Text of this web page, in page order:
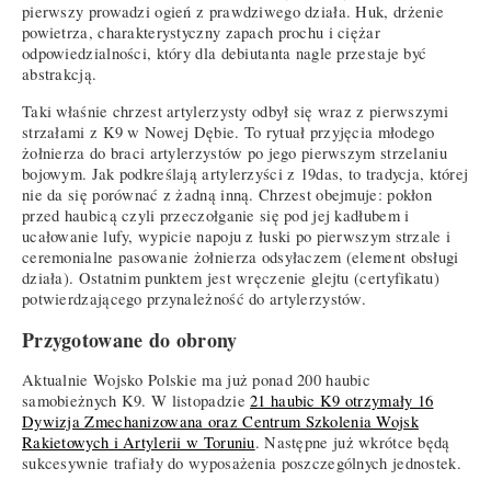
pierwszy prowadzi ogień z prawdziwego działa. Huk, drżenie
powietrza, charakterystyczny zapach prochu i ciężar
odpowiedzialności, który dla debiutanta nagle przestaje być
abstrakcją.
Taki właśnie chrzest artylerzysty odbył się wraz z pierwszymi
strzałami z K9 w Nowej Dębie. To rytuał przyjęcia młodego
żołnierza do braci artylerzystów po jego pierwszym strzelaniu
bojowym. Jak podkreślają artylerzyści z 19das, to tradycja, której
nie da się porównać z żadną inną. Chrzest obejmuje: pokłon
przed haubicą czyli przeczołganie się pod jej kadłubem i
ucałowanie lufy, wypicie napoju z łuski po pierwszym strzale i
ceremonialne pasowanie żołnierza odsyłaczem (element obsługi
działa). Ostatnim punktem jest wręczenie glejtu (certyfikatu)
potwierdzającego przynależność do artylerzystów.
Przygotowane do obrony
Aktualnie Wojsko Polskie ma już ponad 200 haubic
samobieżnych K9. W listopadzie21 haubic K9 otrzymały 16
Dywizja Zmechanizowana oraz Centrum Szkolenia Wojsk
Rakietowych i Artylerii w Toruniu. Następne już wkrótce będą
sukcesywnie trafiały do wyposażenia poszczególnych jednostek.